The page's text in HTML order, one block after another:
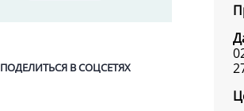
ПОДЕЛИТЬСЯ В СОЦСЕТЯХ